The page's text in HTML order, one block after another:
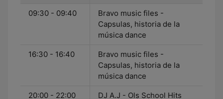
09:30 - 09:40
Bravo music files -
Capsulas, historia de la
música dance
16:30 - 16:40
Bravo music files -
Capsulas, historia de la
música dance
20:00 - 22:00
DJ A.J - Ols School Hits